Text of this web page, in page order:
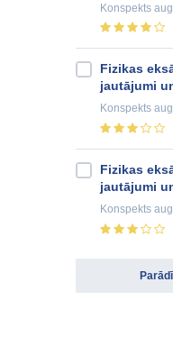
Konspekts
Fizikas
jautājumi
Konspekts
Fizikas
jautājumi
Konspekts